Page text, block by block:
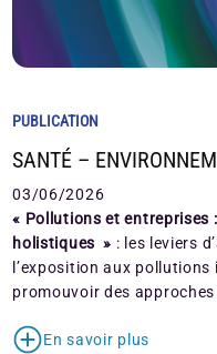
PUBLICATION
SANTÉ –
03/06/2026
« Pollutions et entreprises
holistiques » : les leviers
l’exposition aux
promouvoir des
En savoir plus